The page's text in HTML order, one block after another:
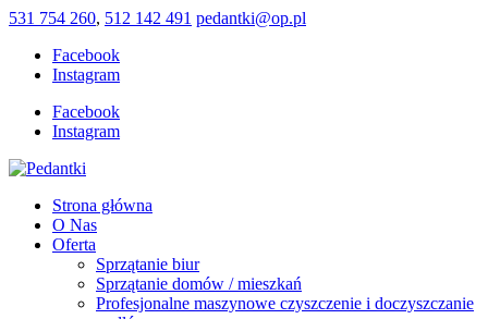
531 754 260, 512 142 491 pedantki@op.pl
Facebook
Instagram
Facebook
Instagram
Strona główna
O Nas
Oferta
Sprzątanie biur
Sprzątanie domów / mieszkań
Profesjonalne maszynowe czyszczenie i doczyszczanie